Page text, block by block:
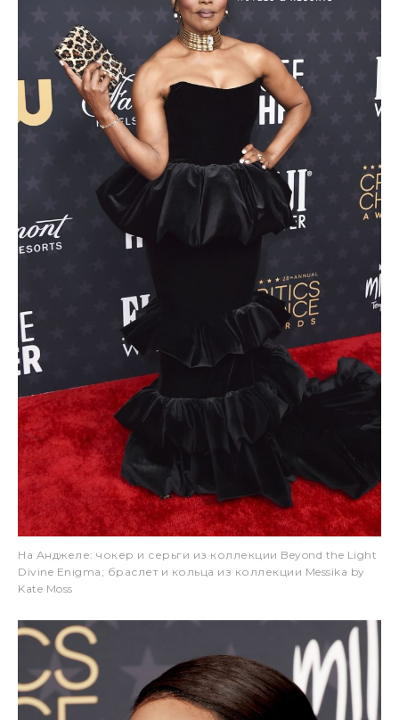
На Анджеле: чокер и серьги из коллекции Beyond the Light
Divine Enigma; браслет и кольца из коллекции Messika by
Kate Moss